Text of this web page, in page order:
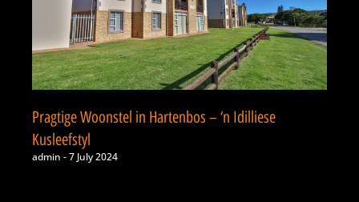
Pragtige Woonstel in Hartenbos – ‘n Idilliese
Kusleefstyl
admin 7 July 2024